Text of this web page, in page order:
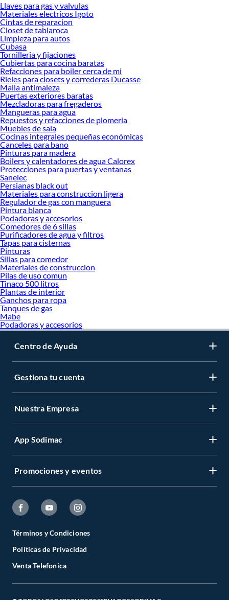
Llaves para gas y valvulas
Materiales electricos Igoto
Cintas de reparacion
Closet de tablaroca
Limpieza para autos
Cubasa
Tornilleria y fijaciones
Cubiertas para cocina baratas
Refacciones para boiler cerca de mi
Rieles para closets y correderas Ducasse
Malla antimaleza
Puertas exteriores baratas
Mezcladoras para fregaderos
Mangueras para agua
Repuestos y refacciones de plomeria
Muebles de sala
Cocinas integrales pequeñas económicas
Canceles para bano
Pinturas para madera
Boilers y calentadores de agua Calorex
Protecciones para puertas y ventanas
Sanelec
Persianas black out
Materiales para construccion ligera
Regulador de gas con manguera
Pintura blanca
Podadoras y accesorios
Comedores de 6 sillas
Purificadores de agua y filtros
Tapas para cisternas
Pinturas
Sillas para comedor
Materiales de construccion
Pilas de uso comun
Tinaco 500 litros
Plantas de interior
Ganchos para ropa
Tanques de gas
Mabe
Podadoras y accesorios
Centro de Ayuda
Gestiona tu cuenta
Nuestra Empresa
App Sodimac
Promociones y eventos
Términos y Condiciones
Políticas de Privacidad
Venta Telefonica